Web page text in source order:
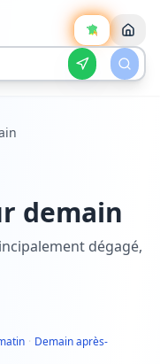
demain
dégagé,
· Demain après-